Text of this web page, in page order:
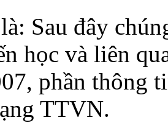
Sau đây
học và liên
phần thông
TTVN.